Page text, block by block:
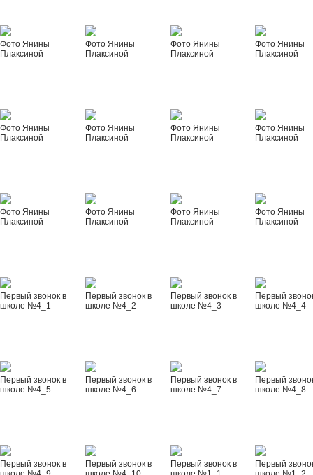
Фото Янины
Плаксиной
Фото Янины
Плаксиной
Фото Янины
Плаксиной
Фото Янины
Плаксиной
Фото Янины
Плаксиной
Фото Янины
Плаксиной
Фото Янины
Плаксиной
Фото Янины
Плаксиной
Фото Янины
Плаксиной
Фото Янины
Плаксиной
Фото Янины
Плаксиной
Фото Янины
Плаксиной
Первый звонок в
школе №4_1
Первый звонок в
школе №4_2
Первый звонок в
школе №4_3
Первый
школе №4_4
Первый звонок в
школе №4_5
Первый звонок в
школе №4_6
Первый звонок в
школе №4_7
Первый
школе №4_8
Первый звонок в
Первый звонок в
Первый звонок в
Первый